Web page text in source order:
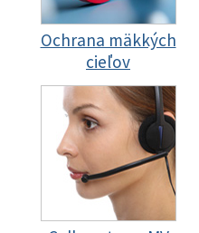
Ochrana mäkkých
cieľov